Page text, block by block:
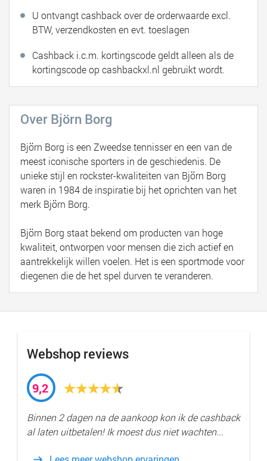
U ontvangt cashback over de orderwaarde excl.
BTW, verzendkosten en evt. toeslagen
Cashback i.c.m. kortingscode geldt alleen als de
kortingscode op cashbackxl.nl gebruikt wordt.
Over Björn Borg
Björn Borg is een Zweedse tennisser en een van de
meest iconische sporters in de geschiedenis. De
unieke stijl en rockster-kwaliteiten van Björn Borg
waren in 1984 de inspiratie bij het oprichten van het
merk Björn Borg.
Björn Borg staat bekend om producten van hoge
kwaliteit, ontworpen voor mensen die zich actief en
aantrekkelijk willen voelen. Het is een sportmode voor
diegenen die de het spel durven te veranderen.
Webshop reviews
9,2
Binnen 2 dagen na de aankoop kon ik de cashback
al laten uitbetalen! Ik moest dus niet wachten...